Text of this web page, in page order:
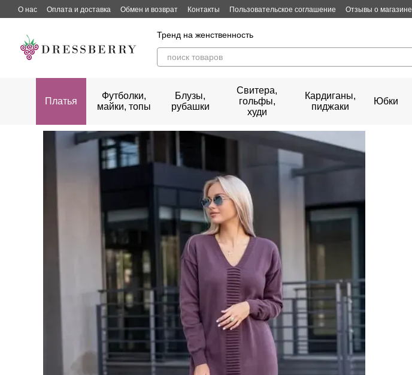
Перейти к основному контенту
О нас Оплата и доставка Обмен и возврат Контакты Пользовательское соглашение Отзывы о магазине
Тренд на женственность
Платья
Футболки,
майки, топы
Блузы,
рубашки
Свитера,
гольфы,
худи
Кардиганы,
пиджаки
Юбки